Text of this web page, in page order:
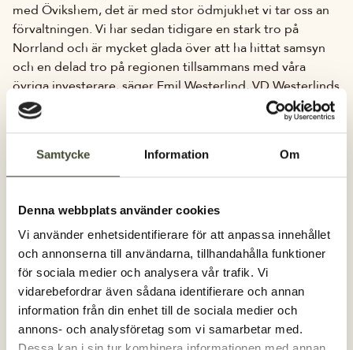
Samtycke Information Om
Denna webbplats använder cookies
Vi använder enhetsidentifierare för att anpassa innehållet
och annonserna till användarna, tillhandahålla funktioner
för sociala medier och analysera vår trafik. Vi
vidarebefordrar även sådana identifierare och annan
information från din enhet till de sociala medier och
annons- och analysföretag som vi samarbetar med.
med Övikshem, det är med stor ödmjukhet vi tar oss an
förvaltningen. Vi har sedan tidigare en stark tro på
Norrland och är mycket glada över att ha hittat samsyn
och en delad tro på regionen tillsammans med våra
övriga investerare, säger Emil Westerlind, VD Westerlinds
och fortsätter:
– Nu har vi skapat en bra förvaltningsplattform och kan
och vi vill bidra genom att vara en stark bostadsaktör i
regionen.
I samband med affären integreras även bostäder från
Westerlinds bestånd i Umeå och Härnösand vilket
innebär att det nya bolaget initialt kommer att äga cirka
800 bostäder och ett mindre antal lokaler.
Övikshems VD Lars Österlund:
– När vi gick in i denna process var inte ekonomin vårt